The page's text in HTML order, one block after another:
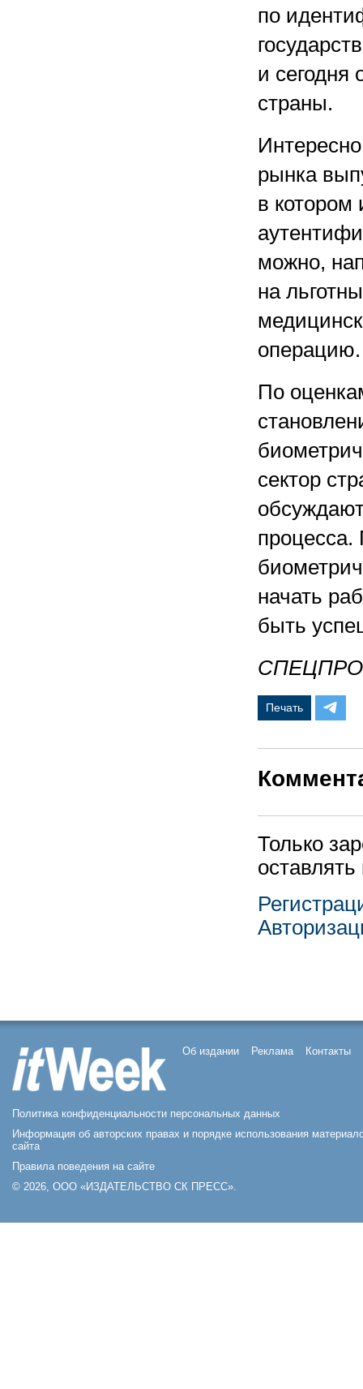
по
и сегодня
страны.
рынка
в котором
можно,
на
операцию.
По
сектор
процесса.
начать
быть
Печать
Только
Об издании Реклама Контакты
Политика конфиденциальности персональных данных
Информация об авторских правах и порядке использования
сайта
Правила поведения на сайте
© 2026, ООО «ИЗДАТЕЛЬСТВО СК ПРЕСС».